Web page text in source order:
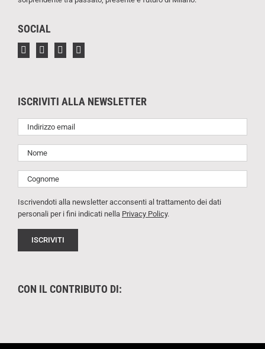
SOCIAL
ISCRIVITI ALLA NEWSLETTER
Iscrivendoti alla newsletter acconsenti al trattamento dei dati
personali per i fini indicati nella Privacy Policy.
CON IL CONTRIBUTO DI: